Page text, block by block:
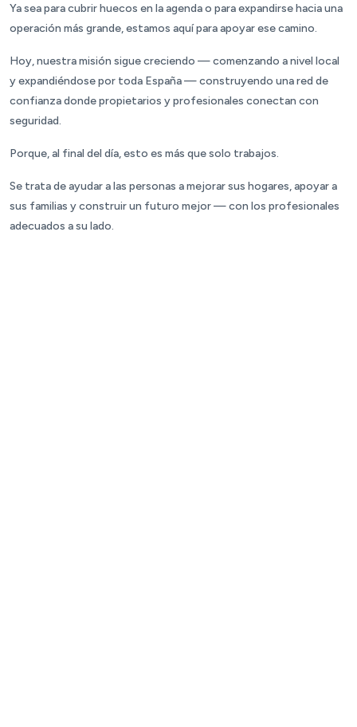
Ya sea para cubrir huecos en la agenda o para expandirse hacia una
operación más grande, estamos aquí para apoyar ese camino.
Hoy, nuestra misión sigue creciendo — comenzando a nivel local
y expandiéndose por toda España — construyendo una red de
confianza donde propietarios y profesionales conectan con
seguridad.
Porque, al final del día, esto es más que solo trabajos.
Se trata de ayudar a las personas a mejorar sus hogares, apoyar a
sus familias y construir un futuro mejor — con los profesionales
adecuados a su lado.